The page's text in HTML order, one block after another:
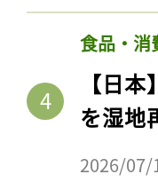
食品・消
【日
を湿地
2026/07/